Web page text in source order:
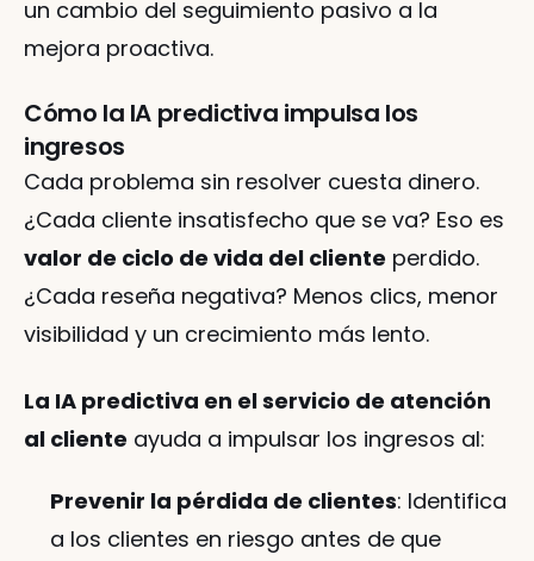
un cambio del seguimiento pasivo a la
mejora proactiva.
Cómo la IA predictiva impulsa los
ingresos
Cada problema sin resolver cuesta dinero.
valor de ciclo de vida del cliente perdido.
¿Cada reseña negativa? Menos clics, menor
visibilidad y un crecimiento más lento.
La IA predictiva en el servicio de atención
al cliente ayuda a impulsar los ingresos al:
Prevenir la pérdida de clientes: Identifica
a los clientes en riesgo antes de que